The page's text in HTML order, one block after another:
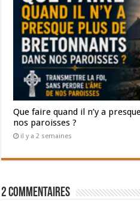
Que faire quand il n’y a
nos paroisses ?
il y a 2 semaines
2 Commentaires